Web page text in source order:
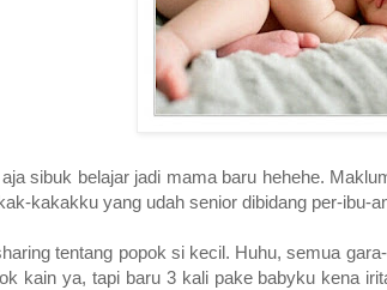
sibuk belajar jadi mama baru hehehe.
kakakku yang udah senior dibidang per-ibu-
tentang popok si kecil. Huhu, semua
kain ya, tapi baru 3 kali pake babyku kena